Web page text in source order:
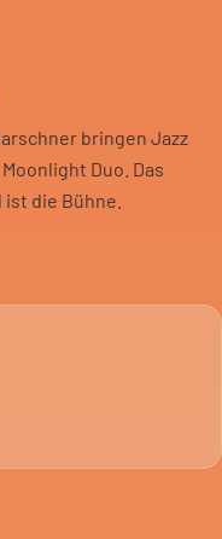
bringen Jazz
Duo. Das
die Bühne.
spielt Piano.
den Sound.
Oder beides neu